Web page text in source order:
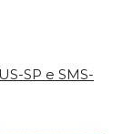
SP e SMS-